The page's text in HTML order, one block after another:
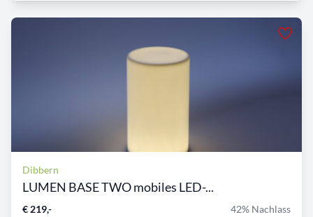
Dibbern
LUMEN BASE TWO mobiles LED-...
€ 219,- 42% Nachlass